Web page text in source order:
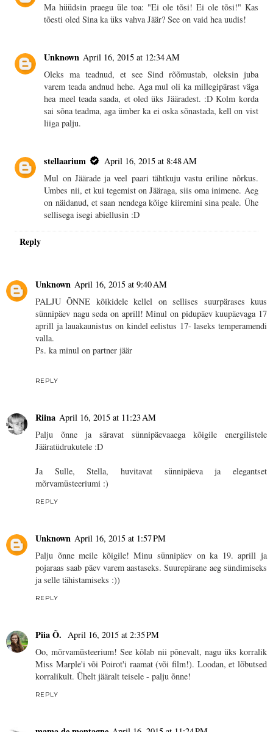
Ma hüüdsin praegu üle toa: "Ei ole tõsi! Ei ole tõsi!" Kas
tõesti oled Sina ka üks vahva Jäär? See on vaid hea uudis!
Unknown April 16, 2015 at 12:34 AM
Oleks ma teadnud, et see Sind rõõmustab, oleksin juba
varem teada andnud hehe. Aga mul oli ka millegipärast väga
hea meel teada saada, et oled üks Jääradest. :D Kolm korda
sai sõna teadma, aga ümber ka ei oska sõnastada, kell on vist
liiga palju.
stellaarium
April 16, 2015 at 8:48 AM
Mul on Jäärade ja veel paari tähtkuju vastu eriline nõrkus.
Umbes nii, et kui tegemist on Jääraga, siis oma inimene. Aeg
on näidanud, et saan nendega kõige kiiremini sina peale. Ühe
sellisega isegi abiellusin :D
Reply
Unknown April 16, 2015 at 9:40 AM
PALJU ÕNNE kõikidele kellel on sellises suurpärases kuus
sünnipäev nagu seda on aprill! Minul on pidupäev kuupäevaga 17
aprill ja lauakaunistus on kindel eelistus 17- laseks temperamendi
valla.
Ps. ka minul on partner jäär
REPLY
Riina April 16, 2015 at 11:23 AM
Palju õnne ja säravat sünnipäevaaega kõigile energilistele
Jääratüdrukutele :D
Ja Sulle, Stella, huvitavat sünnipäeva ja elegantset
mõrvamüsteeriumi :)
REPLY
Unknown April 16, 2015 at 1:57 PM
Palju õnne meile kõigile! Minu sünnipäev on ka 19. aprill ja
pojaraas saab päev varem aastaseks. Suurepärane aeg sündimiseks
ja selle tähistamiseks :))
REPLY
Piia Õ. April 16, 2015 at 2:35 PM
Oo, mõrvamüsteerium! See kõlab nii põnevalt, nagu üks korralik
Miss Marple'i või Poirot'i raamat (või film!). Loodan, et lõbutsed
korralikult. Ühelt jääralt teisele - palju õnne!
REPLY